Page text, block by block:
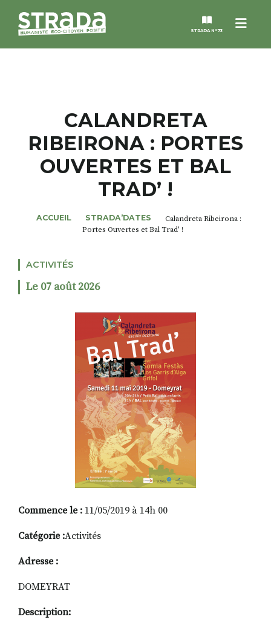
Menu
STRADA N°73
MAGAZINES
NOS THÈMES
STRADA’DATES
ALTER STRADA
RECHERCHER
S'INSCRIRE À LA NEWSLETTER
FACEBOOKINSTAGRAM
LINKEDINYOUTUBE
CALANDRETA
RIBEIRONA : PORTES
OUVERTES ET BAL
TRAD’ !
ACCUEIL STRADA’DATES
Calandreta Ribeirona :
Portes Ouvertes et Bal Trad’ !
ACTIVITÉS
Le 07 août 2026
Commence le : 11/05/2019 à 14h 00
Catégorie :Activités
Adresse :
DOMEYRAT
Description: